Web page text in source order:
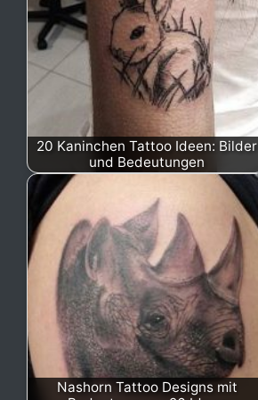
20 Kaninchen Tattoo Ideen: Bilder
und Bedeutungen
Nashorn Tattoo Designs mit